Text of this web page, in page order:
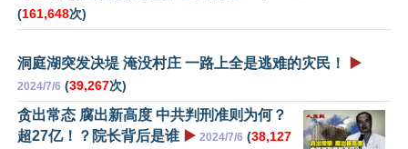
(161,648次)
洞庭湖突发决堤 淹没村庄 一路上全是逃难的灾民！ ▶️
2024/7/6 (39,267次)
贪出常态 腐出新高度 中共判刑准则为何？
超27亿！？院长背后是谁 ▶️ 2024/7/6 (38,127